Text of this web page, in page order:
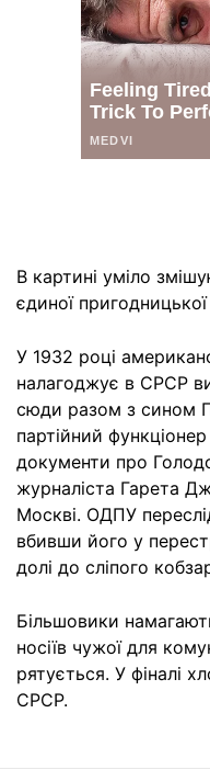
В картині уміло
єдиної
У 1932 році
налагоджує в СРСР
сюди разом з сином
партійний
документи про
журналіста Гарета
Москві. ОДПУ
вбивши його у
долі до сліпого
Більшовики
носіїв чужої для
рятується. У фіналі
СРСР.